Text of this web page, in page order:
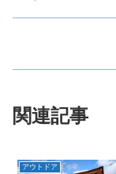
関連記事
アウトドア